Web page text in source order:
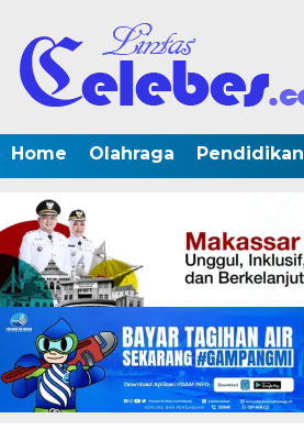
Home Olahraga Pendidikan